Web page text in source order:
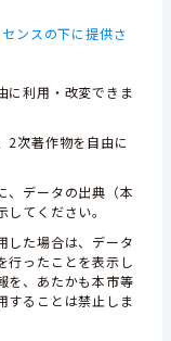
ンスの下に提供さ
に利用・改変できま
2次著作物を自由に
、データの出典（本
てください。
した場合は、データ
行ったことを表示し
を、あたかも本市等
することは禁止しま